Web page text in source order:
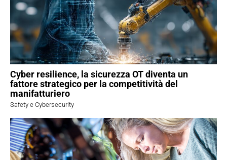
Cyber resilience, la sicurezza OT diventa un
fattore strategico per la competitività del
manifatturiero
Safety e Cybersecurity